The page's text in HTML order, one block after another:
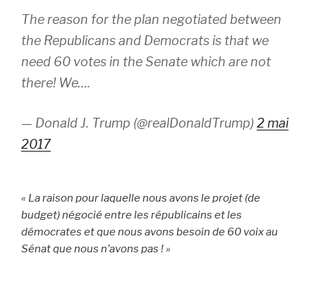
The reason for the plan negotiated between
the Republicans and Democrats is that we
need 60 votes in the Senate which are not
there! We….
— Donald J. Trump (@realDonaldTrump) 2 mai
2017
« La raison pour laquelle nous avons le projet (de
budget) négocié entre les républicains et les
démocrates et que nous avons besoin de 60 voix au
Sénat que nous n’avons pas ! »